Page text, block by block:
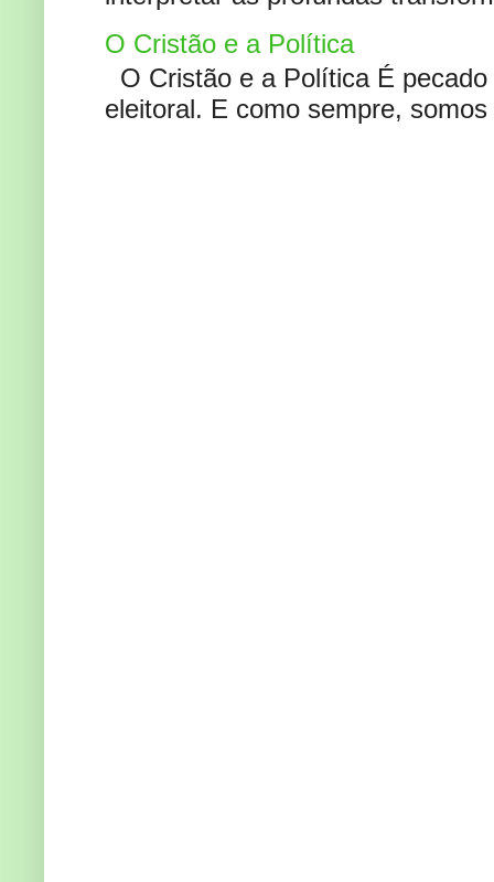
O Cristão e a Política
O Cristão e a Política É
eleitoral. E como sempre,